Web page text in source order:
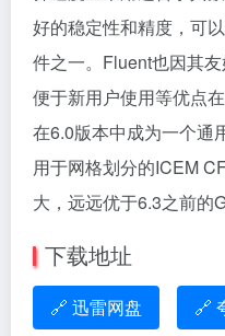
好的稳定性和精度，可
件之一。Fluent也因其友
便于新用户使用等优点
在6.0版本中成为一个通
用于网格划分的ICEM
大，远远优于6.3之前的
下载地址
🔗 迅雷网盘 🔗